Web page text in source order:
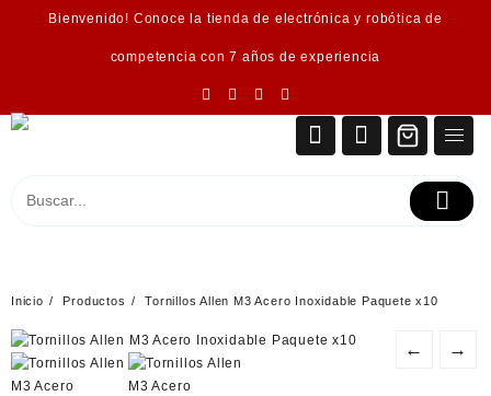
Bienvenido! Conoce la tienda de electrónica y robótica de
competencia con 7 años de experiencia
Inicio Productos Tornillos Allen M3 Acero Inoxidable Paquete x10
← →